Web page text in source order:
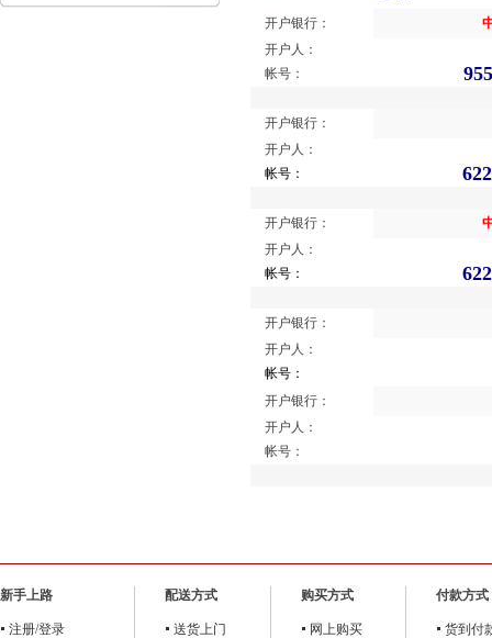
开户银行：
开户人：
帐号：
开户银行：
开户人：
帐号：
开户银行：
开户人：
帐号：
开户银行：
开户人：
帐号：
开户银行：
开户人：
帐号：
新手上路
注册/登录
配送方式
送货上门
购买方式
网上购买
付款方式
货到付